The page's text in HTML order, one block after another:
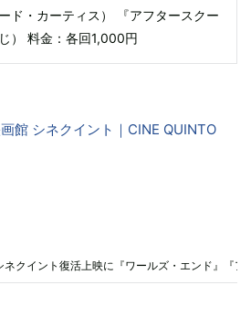
ド・カーティス） 『アフタースクー
） 料金：各回1,000円
館 シネクイント｜CINE QUINTO
ネクイント復活上映に『ワールズ・エンド』『